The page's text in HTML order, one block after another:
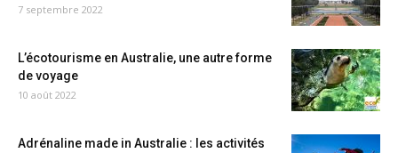
7 septembre 2022
L’écotourisme en Australie, une autre forme
de voyage
10 août 2022
Adrénaline made in Australie : les activités